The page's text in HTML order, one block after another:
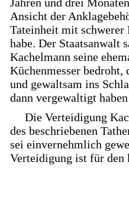
Ansicht der
Tateinheit mit schwerer
habe. Der Staatsanwalt
Kachelmann seine
Küchenmesser bedroht,
und gewaltsam ins
dann vergewaltigt
Die Verteidigung
des beschriebenen
sei einvernehmlich
Verteidigung ist für den